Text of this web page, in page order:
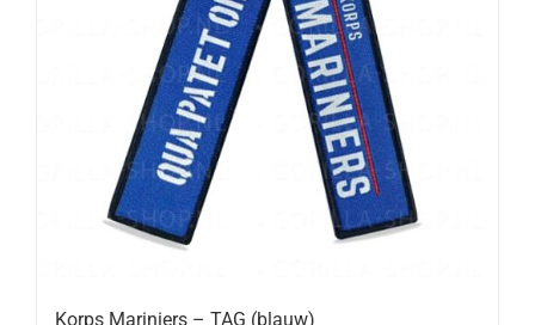
Korps Mariniers – TAG (blauw)